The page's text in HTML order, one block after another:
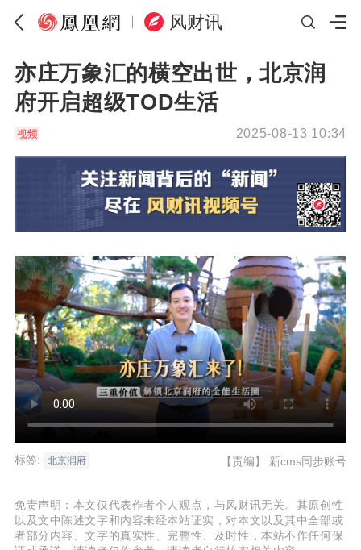
风财讯
亦庄万象汇的横空出世，北京润
府开启超级TOD生活
2025-08-13 10:34
标签: 北京润府 【责编】 新cms同步账号
免责声明：本文仅代表作者个人观点，与风财讯无关。其原创性
以及文中陈述文字和内容未经本站证实，对本文以及其中全部或
者部分内容、文字的真实性、完整性、及时性，本站不作任何保